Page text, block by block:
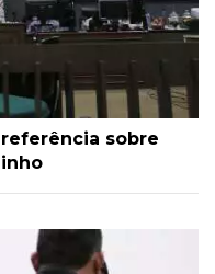
sobre